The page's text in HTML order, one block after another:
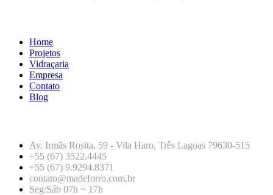
Home
Projetos
Vidraçaria
Empresa
Contato
Blog
Av. Irmãs Rosita, 59 - Vila Haro, Três Lagoas 79630-515
+55 (67) 3522.4445
+55 (67) 9.9294.8371
contato@madeforro.com.br
Seg/Sáb 07h ~ 17h